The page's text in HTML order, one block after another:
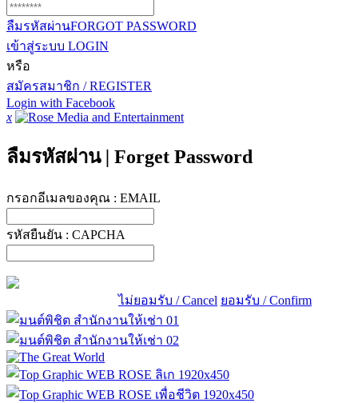
ลืมรหัสผ่านFORGOT PASSWORD
เข้าสู่ระบบ LOGIN
หรือ
สมัครสมาชิก / REGISTER
Login with Facebook
x
ลืมรหัสผ่าน | Forget Password
กรอกอีเมลของคุณ : EMAIL
รหัสยืนยัน : CAPCHA
ไม่ยอมรับ / Cancel ยอมรับ / Confirm